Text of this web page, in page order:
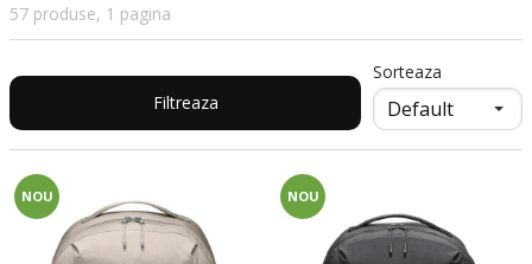
57 produse, 1 pagina
Filtreaza
Sorteaza
NOU NOU